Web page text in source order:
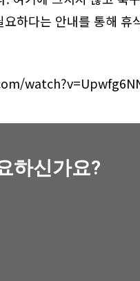
하다는 안내를 통해 휴
하신가요?